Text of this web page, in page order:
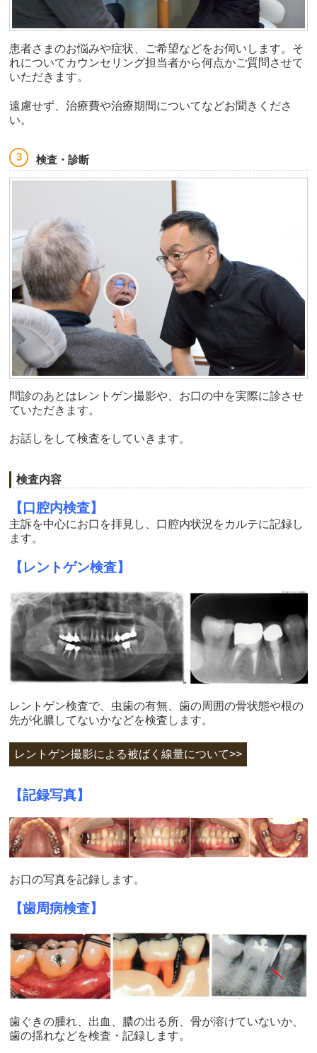
患者さまのお悩みや症状、ご希望などをお伺いします。そ
れについてカウンセリング担当者から何点かご質問させて
いただきます。
遠慮せず、治療費や治療期間についてなどお聞きくださ
い。
検査・診断
問診のあとはレントゲン撮影や、お口の中を実際に診させ
ていただきます。
お話しをして検査をしていきます。
検査内容
【口腔内検査】
主訴を中心にお口を拝見し、口腔内状況をカルテに記録し
ます。
【レントゲン検査】
レントゲン検査で、虫歯の有無、歯の周囲の骨状態や根の
先が化膿してないかなどを検査します。
レントゲン撮影による被ばく線量について>>
【記録写真】
お口の写真を記録します。
【歯周病検査】
歯ぐきの腫れ、出血、膿の出る所、骨が溶けていないか、
歯の揺れなどを検査・記録します。